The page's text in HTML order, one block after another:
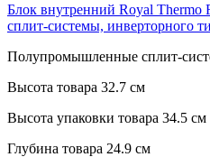
Блок внутренний Royal
сплит-системы, инверторного
Полупромышленные сплит-
Высота товара 32.7 см
Высота упаковки товара 34.5 см
Глубина товара 24.9 см